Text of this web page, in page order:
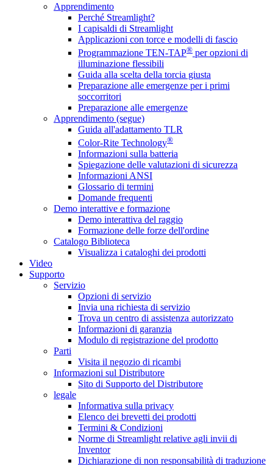
Apprendimento
Perché Streamlight?
I capisaldi di Streamlight
Applicazioni con torce e modelli di fascio
Programmazione TEN-TAP® per opzioni di
illuminazione flessibili
Guida alla scelta della torcia giusta
Preparazione alle emergenze per i primi
soccorritori
Preparazione alle emergenze
Apprendimento (segue)
Guida all'adattamento TLR
Color-Rite Technology®
Informazioni sulla batteria
Spiegazione delle valutazioni di sicurezza
Informazioni ANSI
Glossario di termini
Domande frequenti
Demo interattive e formazione
Demo interattiva del raggio
Formazione delle forze dell'ordine
Catalogo Biblioteca
Visualizza i cataloghi dei prodotti
Video
Supporto
Servizio
Opzioni di servizio
Invia una richiesta di servizio
Trova un centro di assistenza autorizzato
Informazioni di garanzia
Modulo di registrazione del prodotto
Parti
Visita il negozio di ricambi
Informazioni sul Distributore
Sito di Supporto del Distributore
legale
Informativa sulla privacy
Elenco dei brevetti dei prodotti
Termini & Condizioni
Norme di Streamlight relative agli invii di
Inventor
Dichiarazione di non responsabilità di traduzione